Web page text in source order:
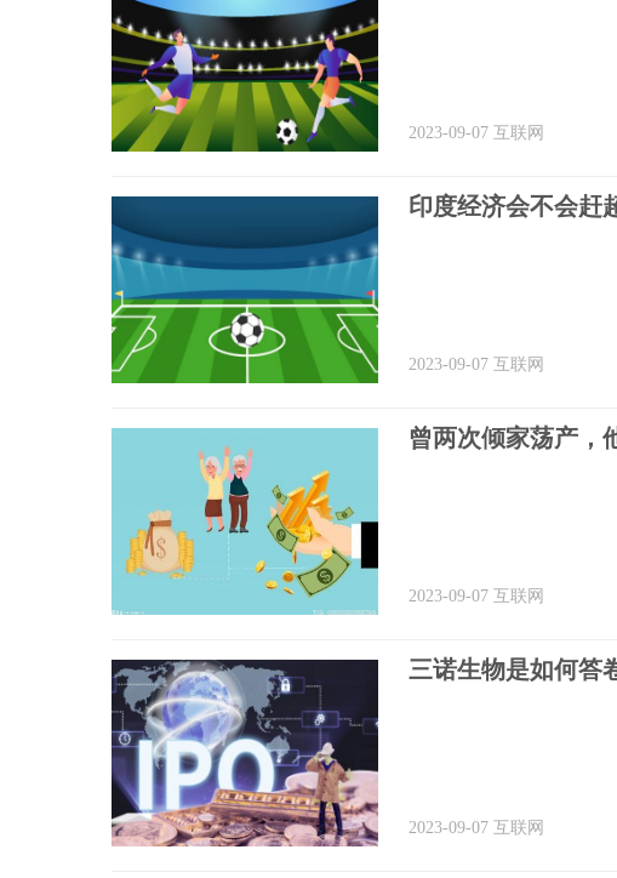
2023-09-07 互联网
印度经济会不会赶
2023-09-07 互联网
曾两次倾家荡产，
2023-09-07 互联网
三诺生物是如何答
2023-09-07 互联网